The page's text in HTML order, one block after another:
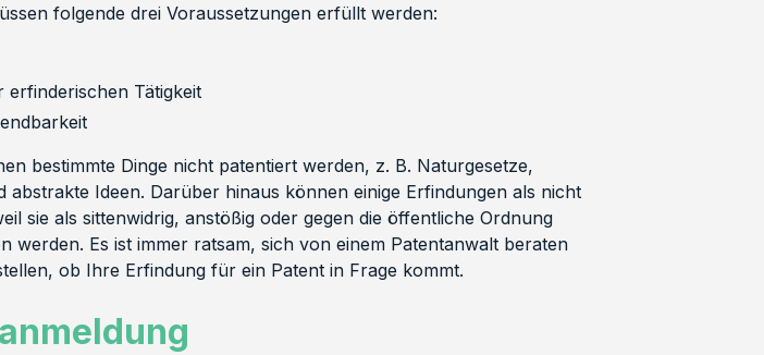
folgende drei Voraussetzungen erfüllt werden:
erfinderischen Tätigkeit
bestimmte Dinge nicht patentiert werden, z. B. Naturgesetze,
abstrakte Ideen. Darüber hinaus können einige Erfindungen als nicht
sie als sittenwidrig, anstößig oder gegen die öffentliche Ordnung
werden. Es ist immer ratsam, sich von einem Patentanwalt beraten
ob Ihre Erfindung für ein Patent in Frage kommt.